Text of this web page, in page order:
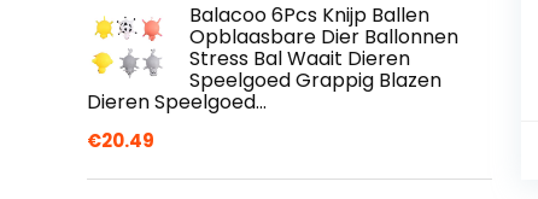
Balacoo 6Pcs Knijp Ballen
Opblaasbare Dier Ballonnen
Stress Bal Waait Dieren
Speelgoed Grappig Blazen
Dieren Speelgoed…
€20.49